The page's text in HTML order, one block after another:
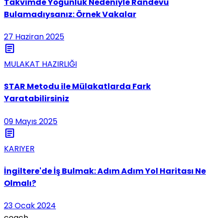
Bulamadıysanız: Örnek Vakalar
27 Haziran 2025
article
MULAKAT HAZIRLIĞI
STAR Metodu ile Mülakatlarda Fark
Yaratabilirsiniz
09 Mayıs 2025
article
KARIYER
İngiltere'de İş Bulmak: Adım Adım Yol Haritası Ne
Olmalı?
23 Ocak 2024